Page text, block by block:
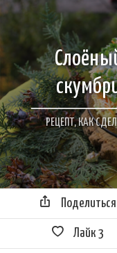
РЕЦЕПТ, КАК
Поделиться
Лайк 3